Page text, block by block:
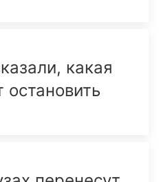
какая